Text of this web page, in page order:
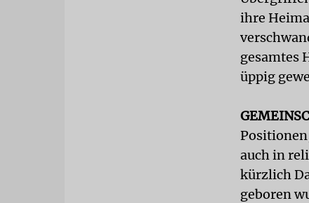
ihre
gesamtes
üppig
auch in
kürzlich
geboren